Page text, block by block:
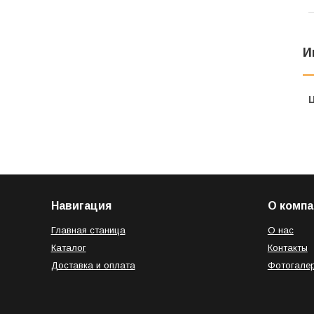
Навигация
Главная станица
Каталог
Доставка и оплата
О
О нас
Контакты